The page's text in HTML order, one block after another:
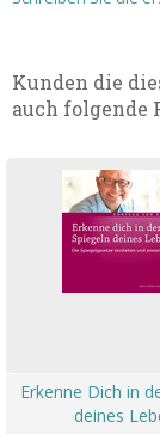
Kunden die
auch folgende
Erkenne Dich in
deines